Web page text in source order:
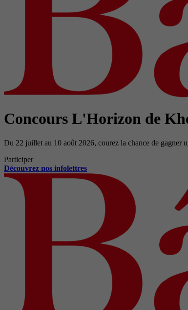
Concours L'Horizon de
Du 22 juillet au 10 août 2026, courez la chance de
Participer
Découvrez nos infolettres